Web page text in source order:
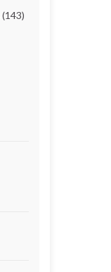
(143)